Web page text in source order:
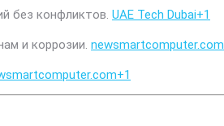
без конфликтов. UAE Tech Dubai+1
и коррозии. newsmartcomputer.com
+1